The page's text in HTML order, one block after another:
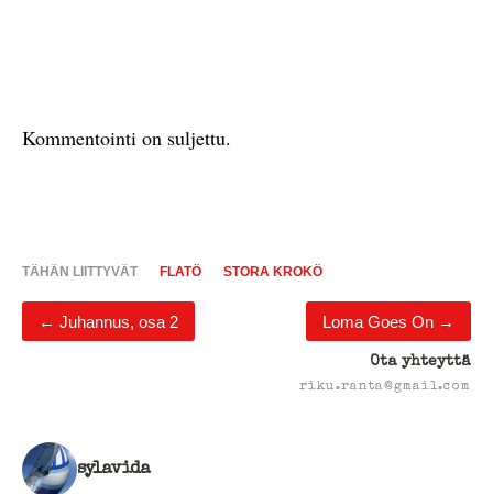
Kommentointi on suljettu.
TÄHÄN LIITTYVÄT FLATÖ STORA KROKÖ
← Juhannus, osa 2 Loma Goes On →
Ota yhteyttä
riku.ranta@gmail.com
sylavida